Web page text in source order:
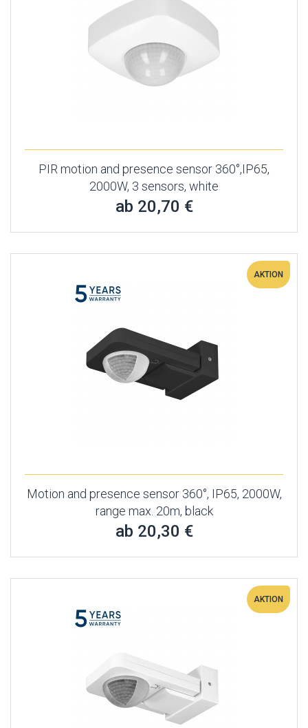
PIR motion and presence sensor 360°,IP65,
2000W, 3 sensors, white
ab 20,70 €
AKTION
Motion and presence sensor 360°, IP65, 2000W,
range max. 20m, black
ab 20,30 €
AKTION